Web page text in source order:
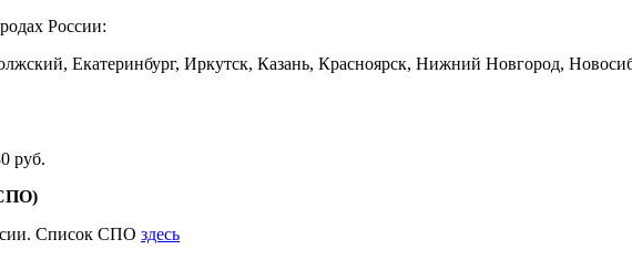
России:
Екатеринбург, Иркутск, Казань, Красноярск, Нижний Новгород,
руб.
Список СПО здесь